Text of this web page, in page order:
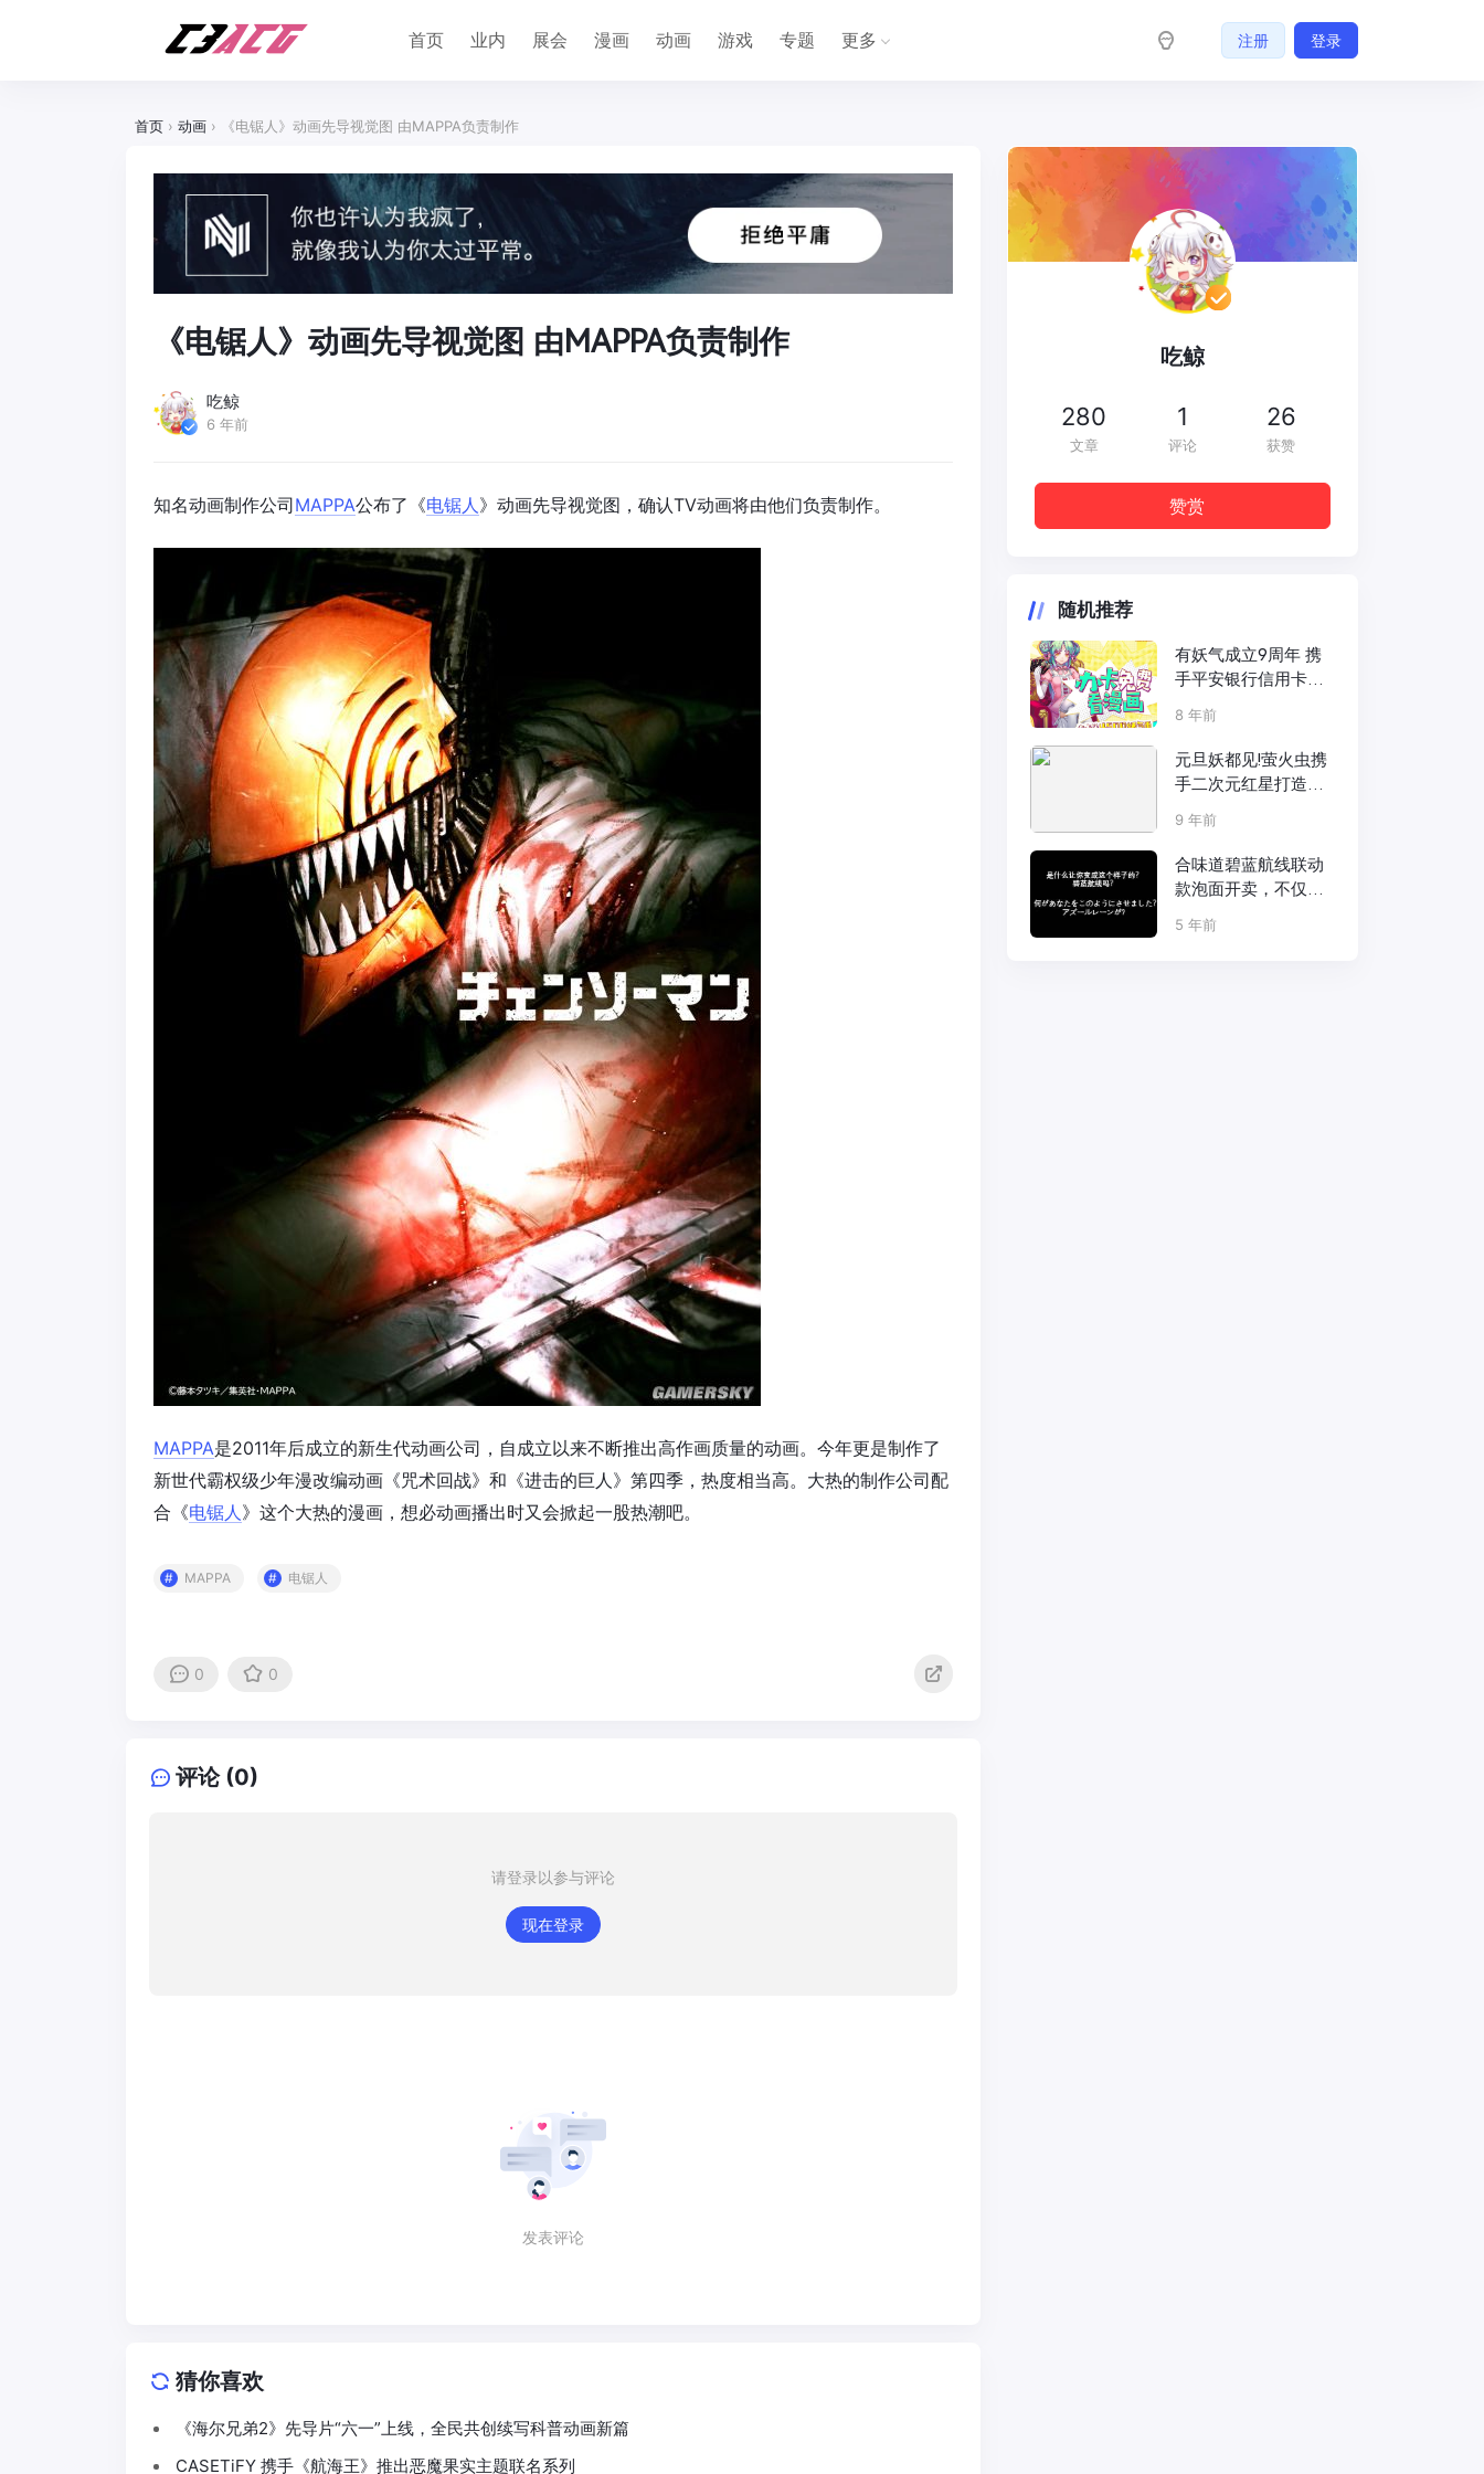
首页 业内 展会 漫画 动画 游戏 专题 更多 注册 登录
首页 › 动画 › 《电锯人》动画先导视觉图 由MAPPA负责制作
《电锯人》动画先导视觉图 由MAPPA负责制作
吃鲸
6 年前
知名动画制作公司MAPPA公布了《电锯人》动画先导视觉图，确认TV动画将由他们负责制作。
MAPPA是2011年后成立的新生代动画公司，自成立以来不断推出高作画质量的动画。今年更是制作了
新世代霸权级少年漫改编动画《咒术回战》和《进击的巨人》第四季，热度相当高。大热的制作公司配
合《电锯人》这个大热的漫画，想必动画播出时又会掀起一股热潮吧。
MAPPA 电锯人
0 0
评论 (0)
请登录以参与评论
现在登录
发表评论
猜你喜欢
《海尔兄弟2》先导片“六一”上线，全民共创续写科普动画新篇
CASETiFY 携手《航海王》推出恶魔果实主题联名系列
吃鲸
280
文章
1
评论
26
获赞
赞赏
随机推荐
有妖气成立9周年 携
手平安银行信用卡邀
你免费看漫画
8 年前
元旦妖都见!萤火虫携
手二次元红星打造新
年狂欢祭!
9 年前
合味道碧蓝航线联动
款泡面开卖，不仅有
特别包装，还更大
了！
5 年前